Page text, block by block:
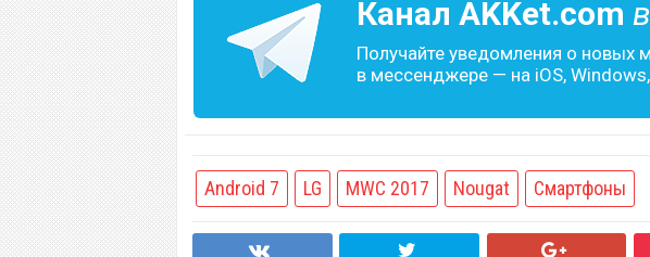
Канал AKKet.com
Получайте уведомления о новых
в мессенджере — на iOS,
Android 7 LG MWC 2017 Nougat Смартфоны